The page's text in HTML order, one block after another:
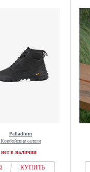
Palladium
Ковбойские сапоги
нет в наличии
КУПИТЬ